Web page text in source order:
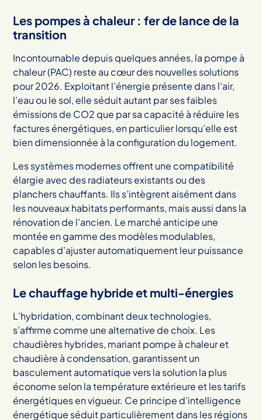
Les pompes à chaleur : fer de lance de la
transition
Incontournable depuis quelques années, la pompe à
chaleur (PAC) reste au cœur des nouvelles solutions
pour 2026. Exploitant l’énergie présente dans l’air,
l’eau ou le sol, elle séduit autant par ses faibles
émissions de CO2 que par sa capacité à réduire les
factures énergétiques, en particulier lorsqu’elle est
bien dimensionnée à la configuration du logement.
Les systèmes modernes offrent une compatibilité
élargie avec des radiateurs existants ou des
planchers chauffants. Ils s’intègrent aisément dans
les nouveaux habitats performants, mais aussi dans la
rénovation de l’ancien. Le marché anticipe une
montée en gamme des modèles modulables,
capables d’ajuster automatiquement leur puissance
selon les besoins.
Le chauffage hybride et multi-énergies
L’hybridation, combinant deux technologies,
s’affirme comme une alternative de choix. Les
chaudières hybrides, mariant pompe à chaleur et
chaudière à condensation, garantissent un
basculement automatique vers la solution la plus
économe selon la température extérieure et les tarifs
énergétiques en vigueur. Ce principe d’intelligence
énergétique séduit particulièrement dans les régions